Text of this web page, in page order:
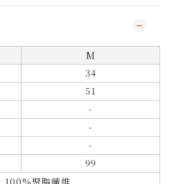
M
34
51
-
-
-
99